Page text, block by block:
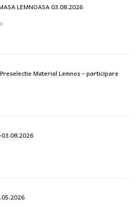
LEMNOASA 03.08.2026
Material Lemnos – participare